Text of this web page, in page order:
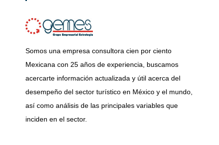
Somos una empresa consultora cien por ciento
Mexicana con 25 años de experiencia, buscamos
acercarte información actualizada y útil acerca del
desempeño del sector turístico en México y el mundo,
así como análisis de las principales variables que
inciden en el sector.